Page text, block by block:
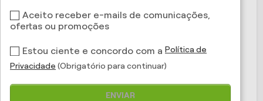
Com o Seguro Auto Jovem, além de proteger seu
carro, você tem vantagens, como carro reserva
gratuitos, como o Motorista da Vez e o exclusivo
Programa de Relacionamento Trânsito+gentil,
Aceito receber e-mails de comunicações,
ofertas ou promoções
Estou ciente e concordo com a Política de
Privacidade (Obrigatório para continuar)
ENVIAR